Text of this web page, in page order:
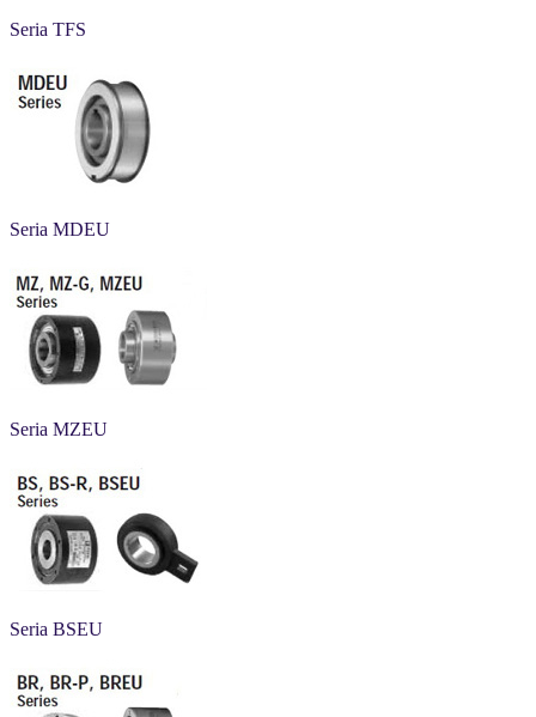
Seria TFS
Seria MDEU
Seria MZEU
Seria BSEU